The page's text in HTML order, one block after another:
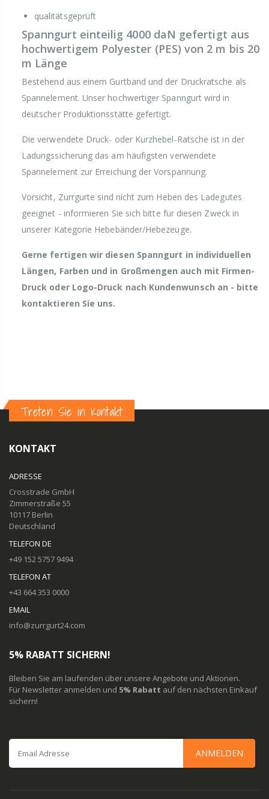
qualitätsgeprüft
Spanngurt einteilig 4000 daN gefertigt aus
hochwertigem Polyester (PES) von 2 m bis 20
m Länge
Bestehend aus einem Gurtband und der Druckratsche als
Spannelement. Unser hochwertiger Spanngurt wird in
deutscher Produktionsstätte gefertigt.
Die verwendete Druck- oder Kurzhebel-Ratsche ist in der
Ladungssicherung das am häufigsten verwendete
Spannelement zur Erreichung der Vorspannung.
Vorsicht, Zurrgurte sind nicht zum Heben des Ladegutes
geeignet - informieren Sie sich bitte für diesen Zweck in
unserer Kategorie Hebebänder/Hebezeuge.
Gerne fertigen wir diesen Spanngurt in individuellen
Längen, Farben und in Großmengen auch mit Firmen-
Druck oder Logo-Druck nach Kundenwunsch an - bitte
kontaktieren Sie uns.
Treten Sie in Kontakt
KONTAKT
ADRESSE
Crosstrade GmbH
Zimmerstraße 55
10117 Berlin
Deutschland
TELEFON DE
+49 152 5757 9494
TELEFON AT
+43 664 353 0000
EMAIL
info@zurrgurt24.com
5% RABATT SICHERN!
Bleiben Sie am laufenden über unsere Angebote und Aktionen.
Für Newsletter anmelden und 5% Rabatt auf den nächsten Einkauf
sichern!
ANMELDEN